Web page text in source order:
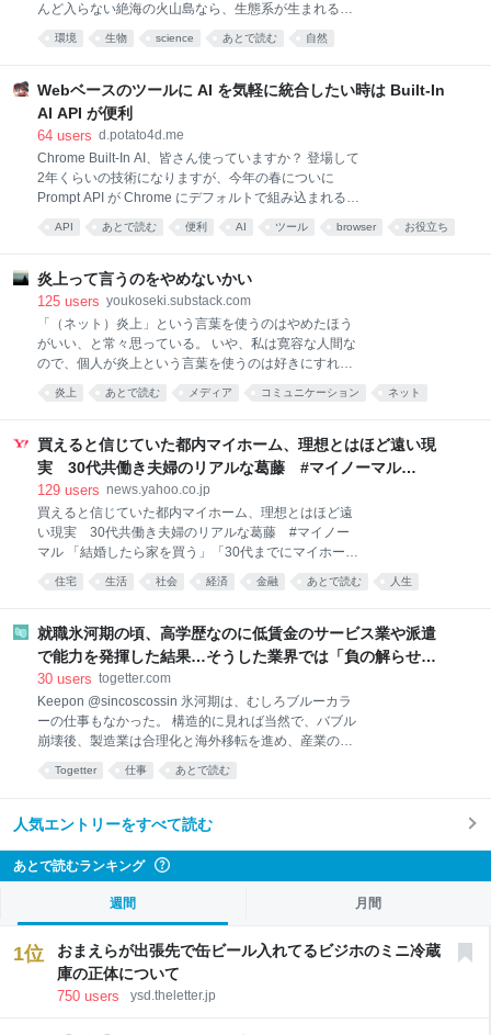
んど入らない絶海の火山島なら、生態系が生まれる最
初の一歩を追えるかもしれません。 筑波大学などの研
究チームは今回、小笠原諸島の「西之島」に生えてい
果、西之島のオヒシバは、南方の地域から沖縄や小笠
原諸島などを経て、海鳥によって運ばれてきた可能性
が高いことが示されました。 研究の詳細は、2026年8
されています。 目次 西之島に生えた植物はどこから来
たのか？熱帯から沖縄、小笠原を経て「海鳥」が運ん
だ可能性 西之島に生えた植物はどこから来たのか？ 西
之島/ Credit: ja.wikipedia 西之島は父島から西北西へ約
環境 生物 science あとで読む 自然
Webベースのツールに AI を気軽に統合したい時は Built-In
AI API が便利
64 users d.potato4d.me
Chrome Built-In AI、皆さん使っていますか？ 登場して
2年くらいの技術になりますが、今年の春についに
Prompt API が Chrome にデフォルトで組み込まれるよ
うになりました。 せっかく広く使えるようになりまし
たが、まだまだ利用が普及していない印象を受けま
や、Gemini 自体への期待値の低さなどが要因だと考え
たため、この記事では「思ったより悪くないよ」とい
うことを伝えられればと思います。 技術概要 Built-In
AI はその名の通り、ブラウザに内蔵されている AI を
使うことができる機能です。 用途別に異なる API が提
基本的には Google が主導している Chrome の機能で
Chrome Buil
API あとで読む 便利 AI ツール browser お役立ち
炎上って言うのをやめないかい
125 users youkoseki.substack.com
「（ネット）炎上」という言葉を使うのはやめたほう
がいい、と常々思っている。 いや、私は寛容な人間な
ので、個人が炎上という言葉を使うのは好きにすれば
良いと思う。私自身も使っています。私が問題視して
いるのは、新聞やテレビといったメディアが、ネット
か言ったつもりになってることである。 最近はしょう
もないことがネットで話題になり、批判が集まり、炎
上して、それをテレビや新聞が後から追いかける例が
て、それらの多くは、ネットがなければ炎上するほど
の騒動にはならなかっただろう。今日、ネットがなか
った世界を考える意味がどれほどあるのかはさてお
き。 ネットのせいで色々な騒ぎが起きている。しか
コスト」の重み』という記事
炎上 あとで読む メディア コミュニケーション ネット
買えると信じていた都内マイホーム、理想とはほど遠い現
実 30代共働き夫婦のリアルな葛藤 #マイノーマル
（THE GOLD ONLINE（ゴールドオンライン）） -
Yahoo!ニュース
129 users news.yahoo.co.jp
買えると信じていた都内マイホーム、理想とはほど遠
い現実 30代共働き夫婦のリアルな葛藤 #マイノー
マル 「結婚したら家を買う」「30代までにマイホーム
を」――かつて日本のサラリーマンにとって“普通の幸
せ”とされていた人生設計が、東京で急速に過去のもの
は海外マネーや高所得層の流入によって、都内の新築
マンション平均価格は1億円を突破。いまや世帯年収
1,000万円を超える世帯であっても、都心で理想の住
然のように手に入れてきた「庭付き戸建て」や「職住
近接」を妥協せざるを得ない現実の背景には、一体な
にがあるのでしょうか。住宅市場の変容を紐解きなが
ら、30代世帯のリアルな葛藤と彼らの今後の選択肢を
描いた理想の
住宅 生活 社会 経済 金融 あとで読む 人生
就職氷河期の頃、高学歴なのに低賃金のサービス業や派遣
で能力を発揮した結果…そうした業界では「負の解らせ」
が起きていた「今採用できるのはFラン手前位が中央値」
30 users togetter.com
Keepon @sincoscossin 氷河期は、むしろブルーカラ
ーの仕事もなかった。 構造的に見れば当然で、バブル
崩壊後、製造業は合理化と海外移転を進め、産業の空
洞化が進んでいった。 製造も建設も人を減らしていた
時代だった。 その一方で増えていったのが、低賃金の
からは想像しにくいが、当時は「仕事を選ぶ」以前
08 10:15:18 あの佐々岡 @anosasaoka 「就職氷河期
世代が苦しかったのは、ブルーカラーの仕事を選ばな
かったからだ」 という話を見かけますが、今もゴリゴ
リのブルーカラーで週6勤務している福祉系インフラ
土方の私からすると、 マジで何言ってんだこいつ、で
すね。 2026-08-08 06:47:51
Togetter 仕事 あとで読む
人気エントリーをすべて読む
あとで読むランキング
週間 月間
1位
おまえらが出張先で缶ビール入れてるビジホのミニ冷蔵
庫の正体について
750 users ysd.theletter.jp